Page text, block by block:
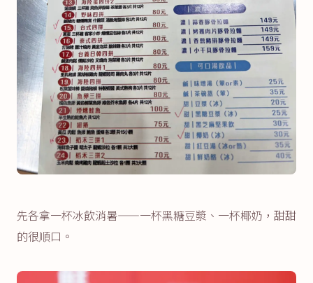
先各拿一杯冰飲消暑——一杯黑糖豆漿、一杯椰奶，甜甜
的很順口。